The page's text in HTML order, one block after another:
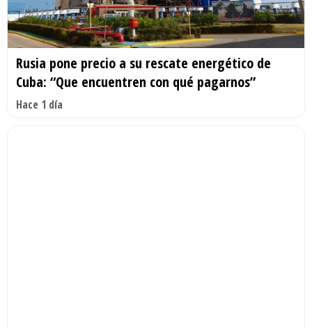
Rusia pone precio a su rescate energético de
Cuba: “Que encuentren con qué pagarnos”
Hace 1 día